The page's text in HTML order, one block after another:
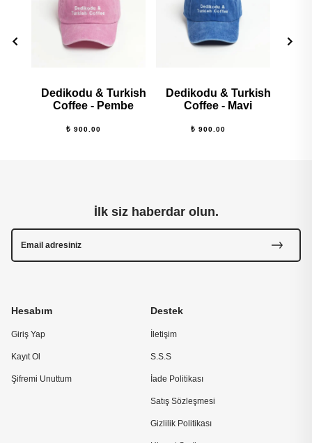
Dedikodu & Turkish
Coffee - Pembe
₺ 900.00
Dedikodu & Turkish
Coffee - Mavi
₺ 900.00
Hesabım
Giriş Yap
Kayıt Ol
Şifremi Unuttum
Destek
İletişim
S.S.S
İade Politikası
Satış Sözleşmesi
Gizlilik Politikası
İlk siz haberdar olun.